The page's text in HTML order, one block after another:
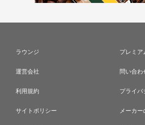
ラウンジ プレミア
運営会社 問い合わ
利用規約 プライバ
サイトポリシー メーカー